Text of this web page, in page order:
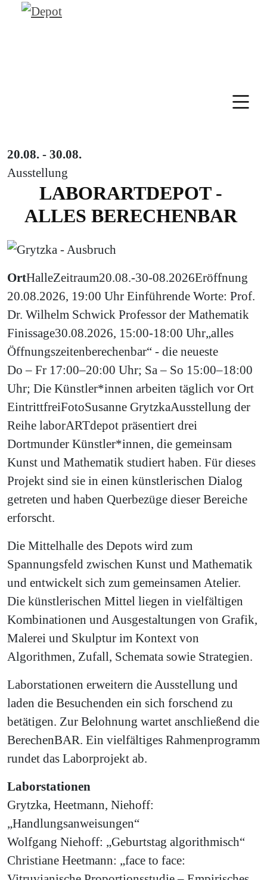
20.08. - 30.08.
Ausstellung
LABORARTDEPOT -
ALLES BERECHENBAR
OrtHalleZeitraum20.08.-30-08.2026Eröffnung
20.08.2026, 19:00 Uhr Einführende Worte: Prof.
Dr. Wilhelm Schwick Professor der Mathematik
Finissage30.08.2026, 15:00-18:00 Uhr
Öffnungszeiten
Do – Fr 17:00–20:00 Uhr; Sa – So 15:00–18:00
Uhr; Die Künstler*innen arbeiten täglich vor Ort
EintrittfreiFotoSusanne Grytzka
„alles
berechenbar“ - die neueste
Ausstellung der
Reihe laborARTdepot präsentiert drei
Dortmunder Künstler*innen, die gemeinsam
Kunst und Mathematik studiert haben. Für dieses
Projekt sind sie in einen künstlerischen Dialog
getreten und haben Querbezüge dieser Bereiche
erforscht.
Die Mittelhalle des Depots wird zum
Spannungsfeld zwischen Kunst und Mathematik
und entwickelt sich zum gemeinsamen Atelier.
Die künstlerischen Mittel liegen in vielfältigen
Kombinationen und Ausgestaltungen von Grafik,
Malerei und Skulptur im Kontext von
Algorithmen, Zufall, Schemata sowie Strategien.
Laborstationen erweitern die Ausstellung und
laden die Besuchenden ein sich forschend zu
betätigen. Zur Belohnung wartet anschließend die
BerechenBAR. Ein vielfältiges Rahmenprogramm
rundet das Laborprojekt ab.
Laborstationen
Grytzka, Heetmann, Niehoff:
„Handlungsanweisungen“
Wolfgang Niehoff: „Geburtstag algorithmisch“
Christiane Heetmann: „face to face: